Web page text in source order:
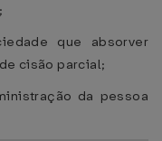
que absorver
cisão parcial;
da pessoa